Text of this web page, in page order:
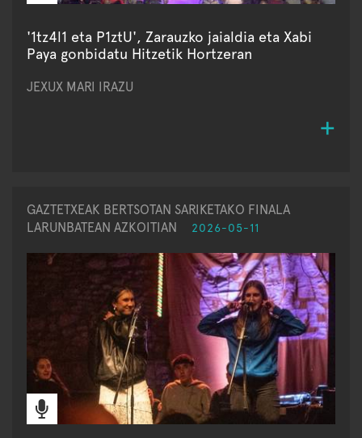
'1tz4l1 eta P1ztU', Zarauzko jaialdia eta Xabi
Paya gonbidatu Hitzetik Hortzeran
JEXUX MARI IRAZU
GAZTETXEAK BERTSOTAN SARIKETAKO FINALA
LARUNBATEAN AZKOITIAN
2026-05-11